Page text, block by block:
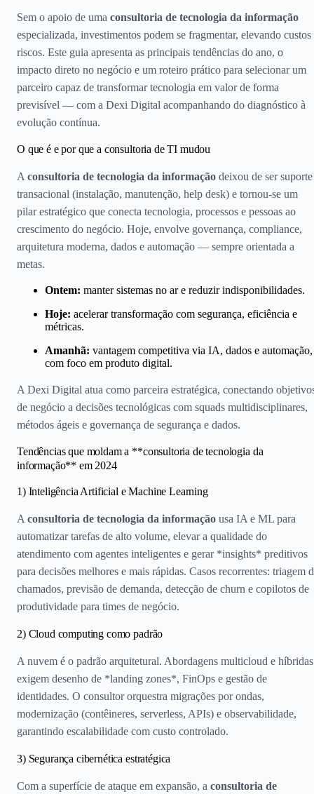
Sem o apoio de uma consultoria de tecnologia da informação
especializada, investimentos podem se fragmentar, elevando custos
riscos. Este guia apresenta as principais tendências do ano, o
impacto direto no negócio e um roteiro prático para selecionar um
parceiro capaz de transformar tecnologia em valor de forma
previsível — com a Dexi Digital acompanhando do diagnóstico à
evolução contínua.
O que é e por que a consultoria de TI mudou
A consultoria de tecnologia da informação deixou de ser suporte
transacional (instalação, manutenção, help desk) e tornou-se um
pilar estratégico que conecta tecnologia, processos e pessoas ao
crescimento do negócio. Hoje, envolve governança, compliance,
arquitetura moderna, dados e automação — sempre orientada a
metas.
Ontem: manter sistemas no ar e reduzir indisponibilidades.
Hoje: acelerar transformação com segurança, eficiência e
métricas.
Amanhã: vantagem competitiva via IA, dados e automação,
com foco em produto digital.
A Dexi Digital atua como parceira estratégica, conectando
de negócio a decisões tecnológicas com squads multidisciplinares,
métodos ágeis e governança de segurança e dados.
Tendências que moldam a **consultoria de tecnologia da
informação** em 2024
1) Inteligência Artificial e Machine Learning
A consultoria de tecnologia da informação usa IA e ML para
automatizar tarefas de alto volume, elevar a qualidade do
atendimento com agentes inteligentes e gerar *insights* preditivos
para decisões melhores e mais rápidas. Casos recorrentes: triagem
chamados, previsão de demanda, detecção de churn e copilotos de
produtividade para times de negócio.
2) Cloud computing como padrão
A nuvem é o padrão arquitetural. Abordagens multicloud e híbridas
exigem desenho de *landing zones*, FinOps e gestão de
identidades. O consultor orquestra migrações por ondas,
modernização (contêineres, serverless, APIs) e observabilidade,
garantindo escalabilidade com custo controlado.
3) Segurança cibernética estratégica
Com a superfície de ataque em expansão, a consultoria de